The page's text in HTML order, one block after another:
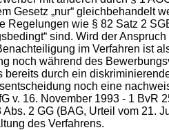
Gesetz „nur“ gleichbehandelt
wie § 82 Satz 2
sind. Wird der
im Verfahren ist
noch während des
durch ein
noch eine
v. 16. November 1993 - 1 BvR
2 GG (BAG, Urteil vom 21.
des Verfahrens.